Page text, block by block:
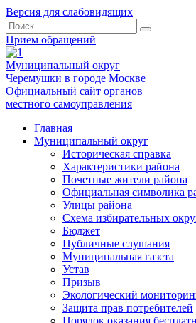
Версия для слабовидящих
Прием обращений
Муниципальный округ
Черемушки в городе Москве
Официальный сайт органов
местного самоуправления
Главная
Муниципальный округ
Историческая справка
Характеристики района
Почетные жители района
Официальная символика
Улицы района
Схема избирательных
Бюджет
Публичные слушания
Муниципальная газета
Устав
Призыв
Экологический
Защита прав потребителей
Порядок оказания